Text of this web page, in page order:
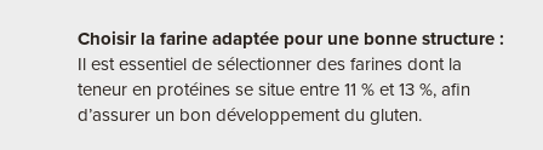
Choisir la farine adaptée pour une bonne structure :
Il est essentiel de sélectionner des farines dont la
teneur en protéines se situe entre 11 % et 13 %, afin
d’assurer un bon développement du gluten.